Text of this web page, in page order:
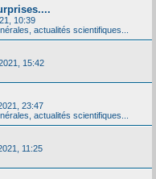
10:39
actualités scientifiques...
15:42
23:47
actualités scientifiques...
11:25